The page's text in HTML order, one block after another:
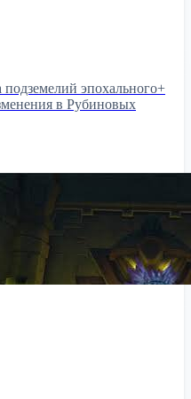
эпохального+
в Рубиновых